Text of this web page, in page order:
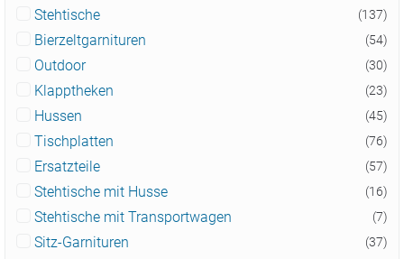
Stehtische (137)
Bierzeltgarnituren (54)
Outdoor (30)
Klapptheken (23)
Hussen (45)
Tischplatten (76)
Ersatzteile (57)
Stehtische mit Husse (16)
Stehtische mit Transportwagen (7)
Sitz-Garnituren (37)